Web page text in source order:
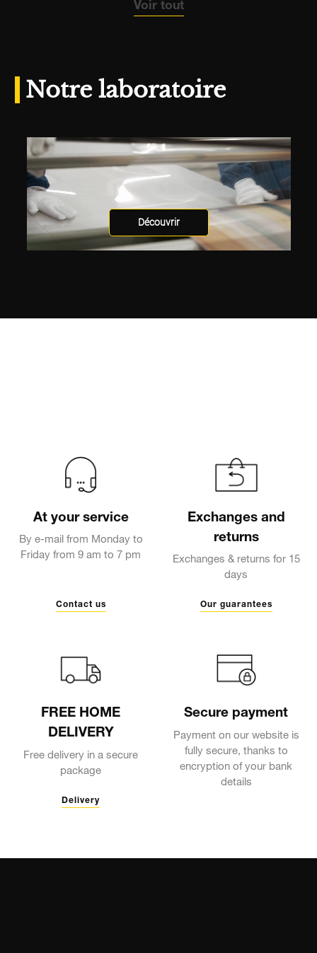
Voir tout
Notre laboratoire
Découvrir
At your service
By e-mail from Monday to
Friday from 9 am to 7 pm
Contact us
Exchanges and
returns
Exchanges & returns for 15
days
Our guarantees
FREE HOME
DELIVERY
Free delivery in a secure
package
Delivery
Secure payment
Payment on our website is
fully secure, thanks to
encryption of your bank
details